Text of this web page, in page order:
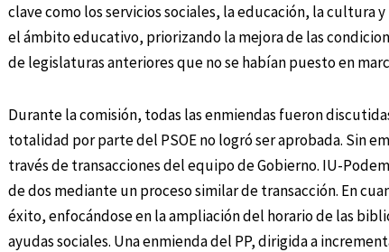
clave como los servicios sociales, la educación, la cultura
el ámbito educativo, priorizando la mejora de las
de legislaturas anteriores que no se habían puesto en
Durante la comisión, todas las enmiendas fueron
totalidad por parte del PSOE no logró ser aprobada. Sin
través de transacciones del equipo de Gobierno. IU-
de dos mediante un proceso similar de transacción. En
éxito, enfocándose en la ampliación del horario de las
ayudas sociales. Una enmienda del PP, dirigida a